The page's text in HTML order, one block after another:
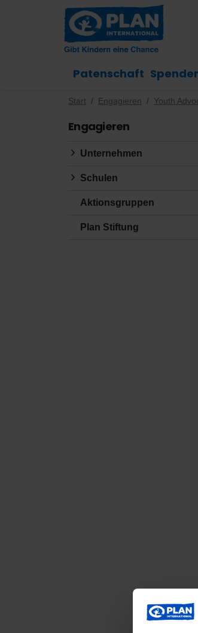
Patenschaft
Start Engagieren Youth
Engagieren
Unternehmen
Schulen
Aktionsgruppen
Plan Stiftung